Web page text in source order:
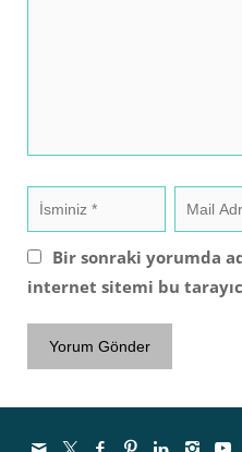
Bir sonraki yorumda
internet sitemi bu